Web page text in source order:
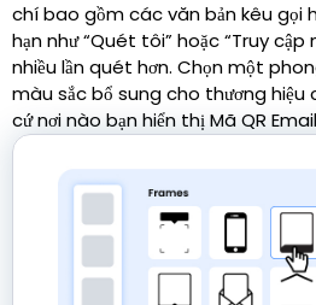
chí bao gồm các văn bản kêu gọi
hạn như “Quét tôi” hoặc “Truy cập
nhiều lần quét hơn. Chọn một
màu sắc bổ sung cho thương hiệu
cứ nơi nào bạn hiển thị Mã QR